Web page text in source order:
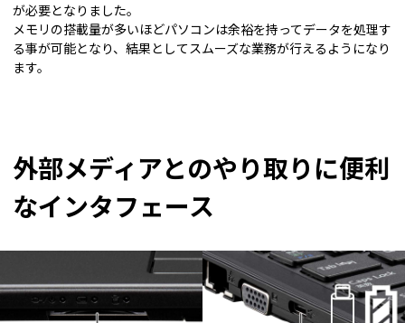
が必要となりました。
メモリの搭載量が多いほどパソコンは余裕を持ってデータを処理す
る事が可能となり、結果としてスムーズな業務が行えるようになり
ます。
外部メディアとのやり取りに便利
なインタフェース